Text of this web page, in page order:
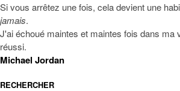
Si vous arrêtez une fois, cela devient une
jamais.
J'ai échoué maintes et maintes fois dans ma
réussi.
Michael Jordan
RECHERCHER